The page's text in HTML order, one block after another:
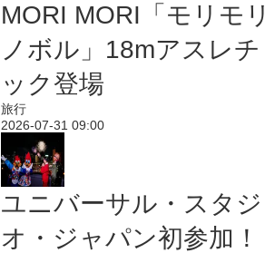
MORI MORI「モリモリ
ノボル」18mアスレチ
ック登場
旅行
2026-07-31 09:00
ユニバーサル・スタジ
オ・ジャパン初参加！